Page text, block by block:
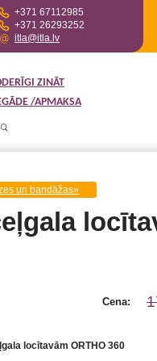
ZINĀT
/APMAKSA
+371 67112985
+371 26293252
itla@itla.lv
un bandāžas»
Cena:
locītavām ORTHO 360